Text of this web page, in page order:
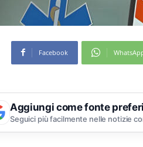
Facebook
Aggiungi come fonte
Seguici più facilmente nelle notizie